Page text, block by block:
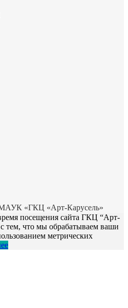
«ГКЦ «Арт-Карусель»
посещения сайта ГКЦ “Арт-
тем, что мы обрабатываем ваши
метрических